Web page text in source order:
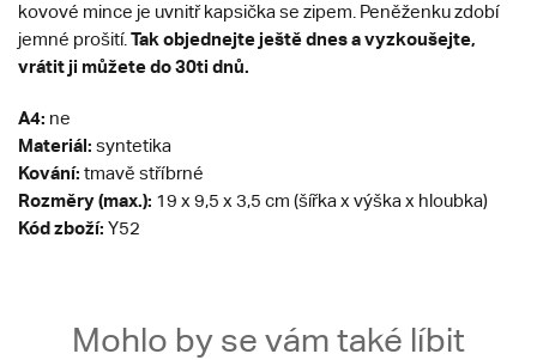
kovové mince je uvnitř kapsička se zipem. Peněženku zdobí
jemné prošití. Tak objednejte ještě dnes a vyzkoušejte,
vrátit ji můžete do 30ti dnů.
A4: ne
Materiál: syntetika
Kování: tmavě stříbrné
Rozměry (max.): 19 x 9,5 x 3,5 cm (šířka x výška x hloubka)
Kód zboží: Y52
Mohlo by se vám také líbit